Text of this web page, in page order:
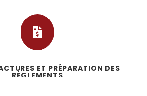

ET PRÉPARATION DES
RÈGLEMENTS